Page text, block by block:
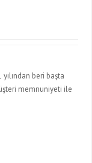
beri başta
memnuniyeti ile